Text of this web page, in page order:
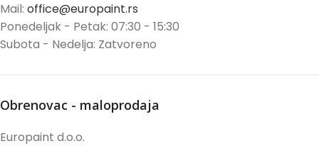
Mail: office@europaint.rs
Ponedeljak - Petak: 07:30 - 15:30
Subota - Nedelja: Zatvoreno
Obrenovac - maloprodaja
Europaint d.o.o.